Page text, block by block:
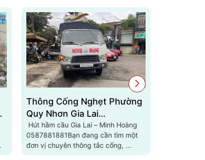
Thông Cống Nghẹt Phường
Quy Nhơn Gia Lai
0975313737
Hút hầm cầu Gia Lai – Minh Hoàng
0587881881Bạn đang cần tìm một
đơn vị chuyên thông tắc cống, ...